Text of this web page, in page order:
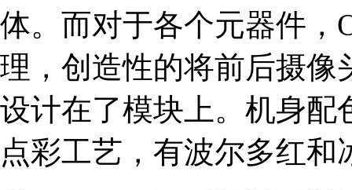
体。而对于各个元器件，
理，创造性的将前后摄像
设计在了模块上。机身配
点彩工艺，有波尔多红和